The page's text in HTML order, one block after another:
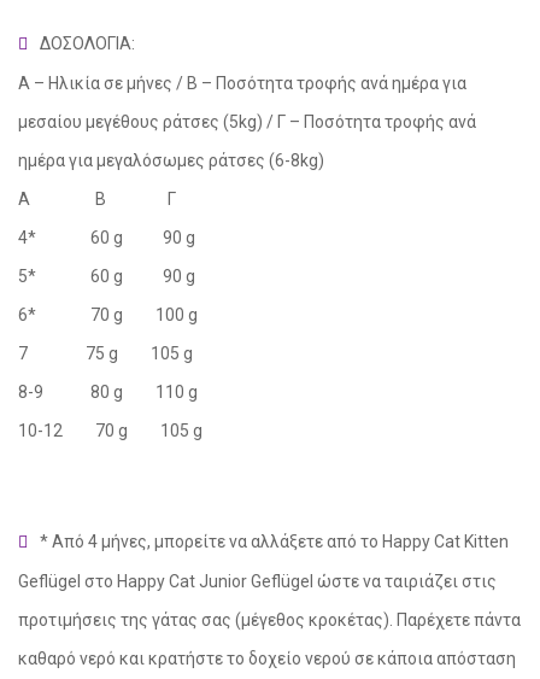
ΔΟΣΟΛΟΓΙΑ:
Α – Ηλικία σε μήνες / Β – Ποσότητα τροφής ανά ημέρα για
μεσαίου μεγέθους ράτσες (5kg) / Γ – Ποσότητα τροφής ανά
ημέρα για μεγαλόσωμες ράτσες (6-8kg)
Α Β Γ
4* 60 g 90 g
5* 60 g 90 g
6* 70 g 100 g
7 75 g 105 g
8-9 80 g 110 g
10-12 70 g 105 g
* Από 4 μήνες, μπορείτε να αλλάξετε από το Happy Cat Kitten
Geflügel στο Happy Cat Junior Geflügel ώστε να ταιριάζει στις
προτιμήσεις της γάτας σας (μέγεθος κροκέτας). Παρέχετε πάντα
καθαρό νερό και κρατήστε το δοχείο νερού σε κάποια απόσταση